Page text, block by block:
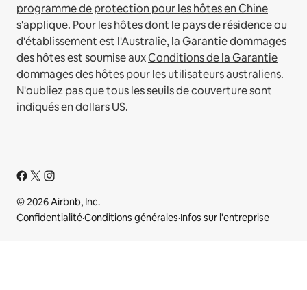
programme de protection pour les hôtes en Chine
s'applique. Pour les hôtes dont le pays de résidence ou
d'établissement est l'Australie, la Garantie dommages
des hôtes est soumise auxConditions de la Garantie
dommages des hôtes pour les utilisateurs australiens.
N'oubliez pas que tous les seuils de couverture sont
indiqués en dollars US.
© 2026 Airbnb, Inc.
Confidentialité·Conditions générales·Infos sur l'entreprise